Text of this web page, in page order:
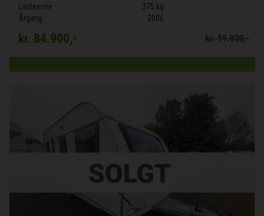
Lasteevne
375 kg
Årgang
2006
kr. 84.900,- kr.99.900,-